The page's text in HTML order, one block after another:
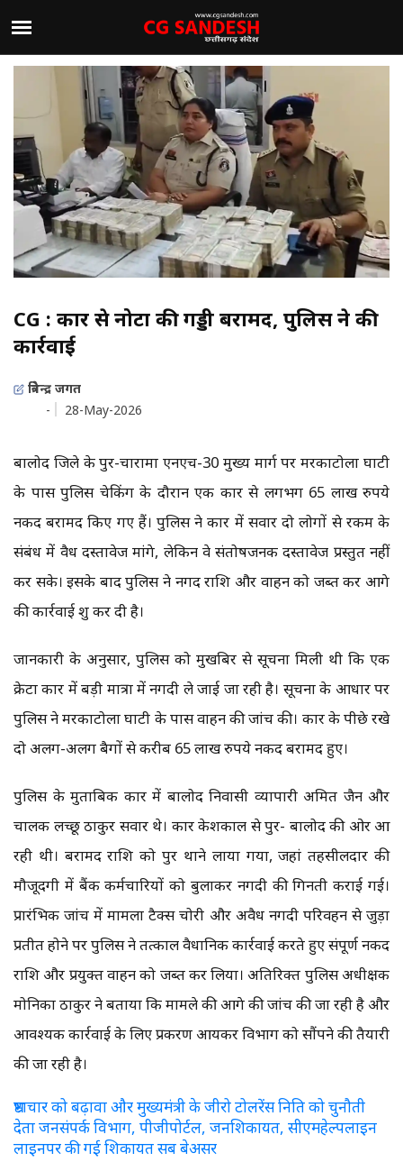
CG : कार से नोटों की गड्डी बरामद, पुलिस ने की
कार्रवाई
त्रिवेन्द्र जगत
-
28-May-2026
बालोद जिले के पुरूर-चारामा एनएच-30 मुख्य मार्ग पर मरकाटोला घाटी
के पास पुलिस चेकिंग के दौरान एक कार से लगभग 65 लाख रुपये
नकद बरामद किए गए हैं। पुलिस ने कार में सवार दो लोगों से रकम के
संबंध में वैध दस्तावेज मांगे, लेकिन वे संतोषजनक दस्तावेज प्रस्तुत नहीं
कर सके। इसके बाद पुलिस ने नगद राशि और वाहन को जब्त कर आगे
की कार्रवाई शुरू कर दी है।
जानकारी के अनुसार, पुलिस को मुखबिर से सूचना मिली थी कि एक
क्रेटा कार में बड़ी मात्रा में नगदी ले जाई जा रही है। सूचना के आधार पर
पुलिस ने मरकाटोला घाटी के पास वाहन की जांच की। कार के पीछे रखे
दो अलग-अलग बैगों से करीब 65 लाख रुपये नकद बरामद हुए।
पुलिस के मुताबिक कार में बालोद निवासी व्यापारी अमित जैन और
चालक लच्छू ठाकुर सवार थे। कार केशकाल से पुरूर- बालोद की ओर आ
रही थी। बरामद राशि को पुरूर थाने लाया गया, जहां तहसीलदार की
मौजूदगी में बैंक कर्मचारियों को बुलाकर नगदी की गिनती कराई गई।
प्रारंभिक जांच में मामला टैक्स चोरी और अवैध नगदी परिवहन से जुड़ा
प्रतीत होने पर पुलिस ने तत्काल वैधानिक कार्रवाई करते हुए संपूर्ण नकद
राशि और प्रयुक्त वाहन को जब्त कर लिया। अतिरिक्त पुलिस अधीक्षक
मोनिका ठाकुर ने बताया कि मामले की आगे की जांच की जा रही है और
आवश्यक कार्रवाई के लिए प्रकरण आयकर विभाग को सौंपने की तैयारी
की जा रही है।
भ्रष्टाचार को बढ़ावा और मुख्यमंत्री के जीरो टोलरेंस निति को चुनौती
देता जनसंपर्क विभाग, पीजीपोर्टल, जनशिकायत, सीएमहेल्पलाइन
लाइनपर की गई शिकायत सब बेअसर